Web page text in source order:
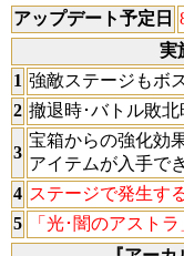
アップデート予定日
実
1 強敵ステージもボ
2 撤退時･バトル敗
3
宝箱からの強化効
アイテムが入手で
4 ステージで発生す
5
「光･闇のアスト